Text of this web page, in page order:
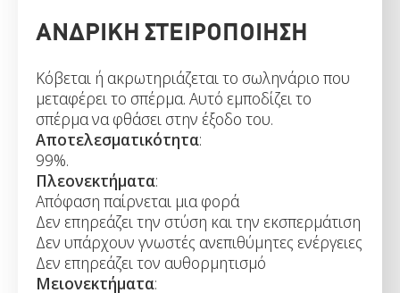
ΑΝΔΡΙΚΗ ΣΤΕΙΡΟΠΟΙΗΣΗ
Κόβεται ή ακρωτηριάζεται το σωληνάριο που
μεταφέρει το σπέρμα. Αυτό εμποδίζει το
σπέρμα να φθάσει στην έξοδο του.
Αποτελεσματικότητα:
99%.
Πλεονεκτήματα:
Απόφαση παίρνεται μια φορά
Δεν επηρεάζει την στύση και την εκσπερμάτιση
Δεν υπάρχουν γνωστές ανεπιθύμητες ενέργειες
Δεν επηρεάζει τον αυθορμητισμό
Μειονεκτήματα: